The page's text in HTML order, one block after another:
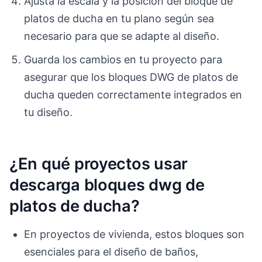
platos de ducha en tu plano según sea
necesario para que se adapte al diseño.
Guarda los cambios en tu proyecto para
asegurar que los bloques DWG de platos de
ducha queden correctamente integrados en
tu diseño.
¿En qué proyectos usar
descarga bloques dwg de
platos de ducha?
En proyectos de vivienda, estos bloques son
esenciales para el diseño de baños,